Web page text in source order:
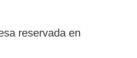
reservada en